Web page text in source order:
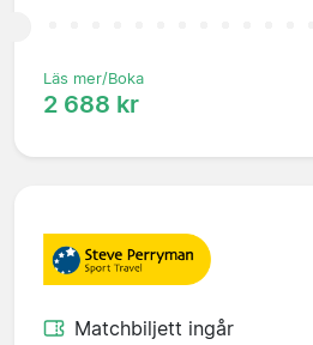
Läs mer/Boka
2 688 kr
Matchbiljett ingår